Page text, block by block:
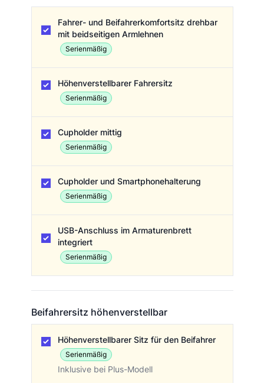
Fahrer- und Beifahrerkomfortsitz drehbar
mit beidseitigen Armlehnen
Serienmäßig
Höhenverstellbarer Fahrersitz
Serienmäßig
Cupholder mittig
Serienmäßig
Cupholder und Smartphonehalterung
Serienmäßig
USB-Anschluss im Armaturenbrett
integriert
Serienmäßig
Beifahrersitz höhenverstellbar
Höhenverstellbarer Sitz für den Beifahrer
Serienmäßig
Inklusive bei Plus-Modell